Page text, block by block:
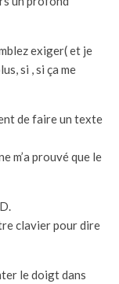
exiger( et je
si , si ça me
de faire un texte
m’a prouvé que le
clavier pour dire
le doigt dans